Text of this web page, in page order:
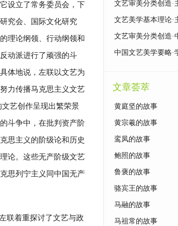
设立了常务委员会，下
究会、国际文化研究
理论纲领、行动纲领和
动派进行了顽强的斗
体地说，左联以文艺为
力传播马克思主义文艺
艺创作呈现出繁荣景
斗争中，在批判资产阶
思主义的阶级论和历史
论。这些无产阶级文艺
思列宁主义同中国无产
联着重探讨了文艺与政
文艺审美分类创造·
文艺美学基本理论·
文艺审美分类创造·
中国文艺美学要略·
文章荟萃
黄庭坚的故事
黄宗羲的故事
鸾凤的故事
鲍照的故事
鲁褒的故事
骆宾王的故事
马融的故事
马祖常的故事